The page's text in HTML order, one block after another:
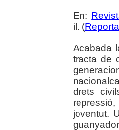
En:
il. (
Acabada
tracta de
drets
joventut.